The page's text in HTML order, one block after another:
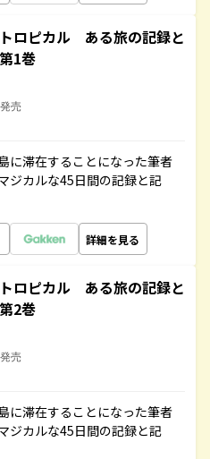
ロピカル ある旅の記録と
1巻
売
に滞在することになった筆者
ジカルな45日間の記録と記
詳細を見る
ロピカル ある旅の記録と
2巻
売
に滞在することになった筆者
ジカルな45日間の記録と記